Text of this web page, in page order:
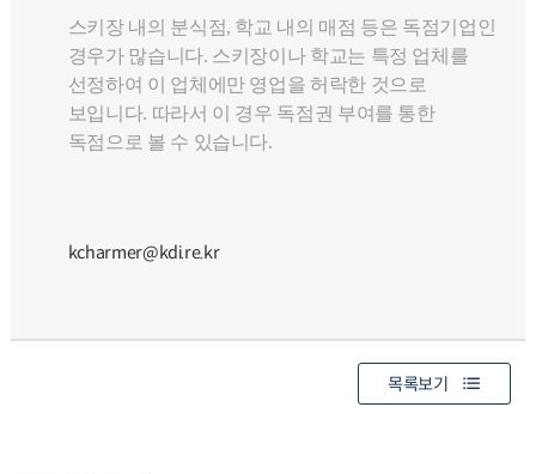
스키장 내의 분식점, 학교 내의 매점 등은 독점기업인
경우가 많습니다. 스키장이나 학교는 특정 업체를
선정하여 이 업체에만 영업을 허락한 것으로
보입니다. 따라서 이 경우 독점권 부여를 통한
독점으로 볼 수 있습니다.
kcharmer@kdi.re.kr
목록보기